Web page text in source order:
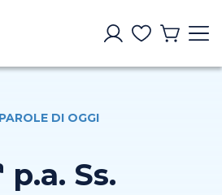
DI OGGI
p.a. Ss.